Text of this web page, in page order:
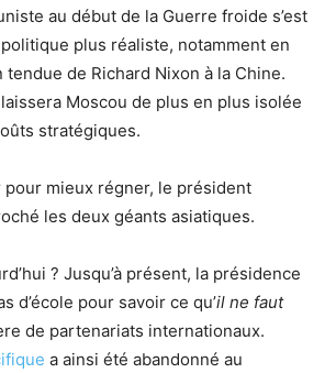
au début de la Guerre froide s’est
plus réaliste, notamment en
tendue de Richard Nixon à la Chine.
Moscou de plus en plus isolée
stratégiques.
pour mieux régner, le président
les deux géants asiatiques.
? Jusqu’à présent, la présidence
d’école pour savoir ce qu’il ne faut
de partenariats internationaux.
a ainsi été abandonné au